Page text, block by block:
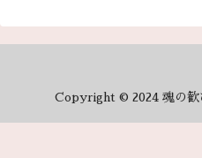
Copyright © 2024 魂の